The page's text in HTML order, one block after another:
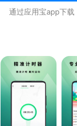
通过应用宝app下载